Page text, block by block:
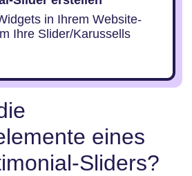
in Ihrem Website-
Ihre Slider/Karussells
eines
Sliders?